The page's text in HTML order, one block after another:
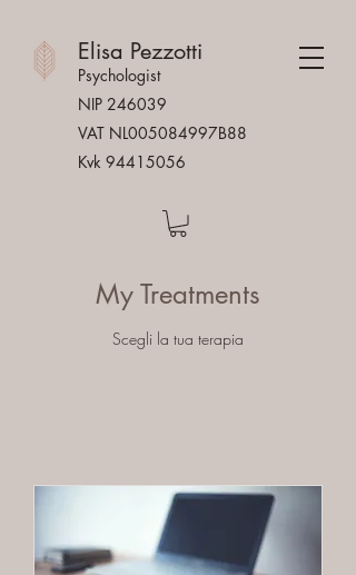
Elisa Pezzotti
Psychologist
NIP 246039
VAT NL005084997B88
Kvk 94415056
My Treatments
Scegli la tua terapia